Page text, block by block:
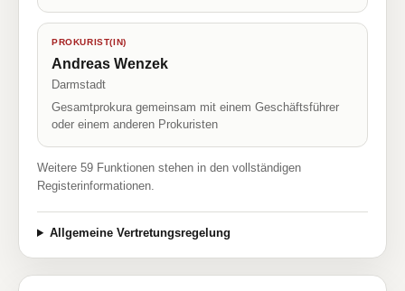
PROKURIST(IN)
Andreas Wenzek
Darmstadt
Gesamtprokura gemeinsam mit einem Geschäftsführer
oder einem anderen Prokuristen
Weitere 59 Funktionen stehen in den vollständigen
Registerinformationen.
Allgemeine Vertretungsregelung